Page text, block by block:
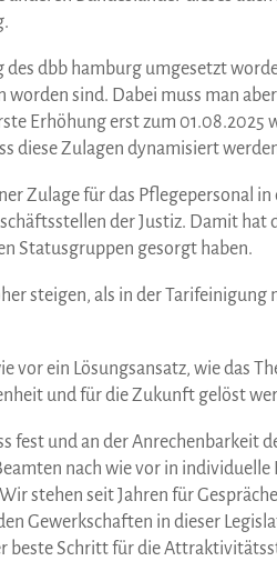
dbb hamburg umgesetzt
sind. Dabei muss man
Erhöhung erst zum 01.08.2025
diese Zulagen dynamisiert
Zulage für das Pflegepersonal in
der Justiz. Damit hat
Statusgruppen gesorgt haben.
steigen, als in der Tarifeinigung
vor ein Lösungsansatz, wie das
und für die Zukunft gelöst
fest und an der Anrechenbarkeit
nach wie vor in individuelle
stehen seit Jahren für
Gewerkschaften in dieser
beste Schritt für die